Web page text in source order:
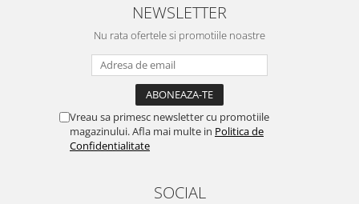
NEWSLETTER
Nu rata ofertele si promotiile noastre
Vreau sa primesc newsletter cu promotiile
magazinului. Afla mai multe in Politica de
Confidentialitate
SOCIAL